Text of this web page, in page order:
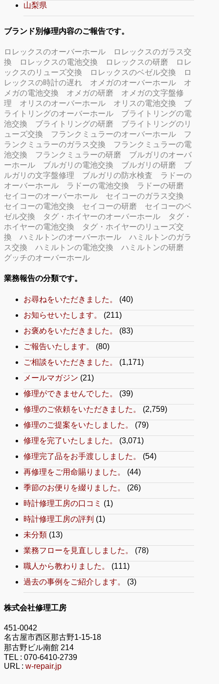
山梨県
ブランド別修理内容のご報告です。
ロレックスのオーバーホール
ロレックスのガラス交
換
ロレックスの電池交換 ロレックスの研磨
ロレ
ックスのリューズ交換
ロレックスのベゼル交換
ロ
レックスの時計の遅れ
オメガのオーバーホール
オ
メガの電池交換
オメガの研磨
オメガの文字盤修
理
オリスのオーバーホール オリスの電池交換
ブ
ライトリングのオーバーホール
ブライトリングの電
池交換
ブライトリングの研磨
ブライトリングのリ
ューズ交換
フランクミュラーのオーバーホール
フ
ランクミュラーのガラス交換
フランクミュラーの電
池交換
フランクミュラーの研磨
ブルガリのオーバ
ーホール
ブルガリの電池交換 ブルガリの研磨
ブ
ルガリの文字盤修理
ブルガリの防水検査
ラドーの
オーバーホール
ラドーの電池交換
ラドーの研磨
セイコーのオーバーホール
セイコーのガラス交換
セイコーの電池交換
セイコーの研磨
セイコーのベ
ゼル交換
タグ・ホイヤーのオーバーホール
タグ・
ホイヤーの電池交換
タグ・ホイヤーのリューズ交
換
ハミルトンのオーバーホール
ハミルトンのガラ
ス交換
ハミルトンの電池交換
ハミルトンの研磨
グッチのオーバーホール
業務報告の分類です。
お尋ねをいただきました。
(40)
お知らせいたします。
(211)
お褒めをいただきました。
(83)
ご報告いたします。
(80)
ご相談をいただきました。
(1,171)
メールマガジン (21)
修理ができませんでした。
(39)
修理のご依頼をいただきました。
(2,759)
修理のご提案をいたしました。
(79)
修理を完了いたしました。
(3,071)
修理完了品をお手渡ししました。
(54)
再修理をご用命賜りました。
(44)
季節のお便りを綴りました。
(26)
時計修理工房の口コミ (1)
時計修理工房の評判 (1)
未分類 (13)
業務フローを見直ししました。
(78)
職人から教わりました。
(111)
過去の事例をご紹介します。
(3)
株式会社修理工房
451-0042
名古屋市西区那古野1-15-18
那古野ビル南館 214
TEL : 070-6410-2739
URL : w-repair.jp